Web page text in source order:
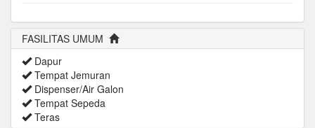
FASILITAS UMUM
Dapur
Tempat Jemuran
Dispenser/Air Galon
Tempat Sepeda
Teras